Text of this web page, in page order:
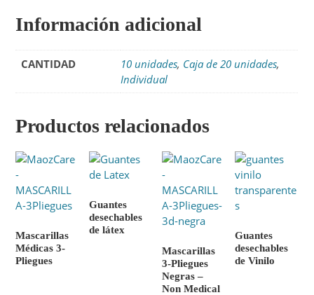
Información adicional
CANTIDAD 10 unidades, Caja de 20 unidades,
Individual
Productos relacionados
Mascarillas
Médicas 3-
Pliegues
Guantes
desechables
de látex
Mascarillas
3-Pliegues
Negras –
Non Medical
Guantes
desechables
de Vinilo